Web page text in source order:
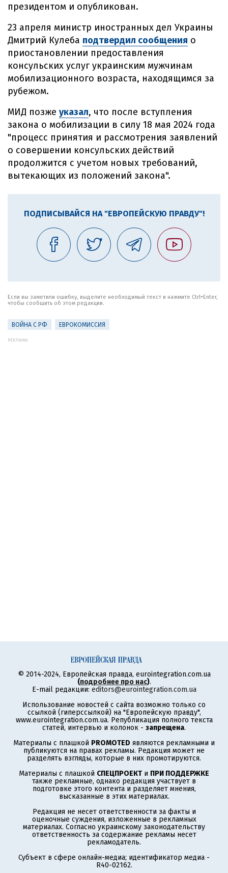
президентом и опубликован.
23 апреля министр иностранных дел Украины
Дмитрий Кулеба подтвердил сообщения о
приостановлении предоставления
консульских услуг украинским мужчинам
мобилизационного возраста, находящимся за
рубежом.
МИД позже указал, что после вступления
закона о мобилизации в силу 18 мая 2024 года
"процесс принятия и рассмотрения заявлений
о совершении консульских действий
продолжится с учетом новых требований,
вытекающих из положений закона".
ПОДПИСЫВАЙСЯ НА "ЕВРОПЕЙСКУЮ ПРАВДУ"!
Если вы заметили ошибку, выделите необходимый текст и нажмите Ctrl+Enter,
чтобы сообщить об этом редакции.
ВОЙНА С РФ ЕВРОКОМИССИЯ
РЕКЛАМА:
© 2014-2024, Европейская правда, eurointegration.com.ua
(подробнее про нас).
E-mail редакции: editors@eurointegration.com.ua
Использование новостей с сайта возможно только со
ссылкой (гиперссылкой) на "Европейскую правду",
www.eurointegration.com.ua. Републикация полного текста
статей, интервью и колонок - запрещена.
Материалы с плашкой PROMOTED являются рекламными и
публикуются на правах рекламы. Редакция может не
разделять взгляды, которые в них промотируются.
Материалы с плашкой СПЕЦПРОЕКТ и ПРИ ПОДДЕРЖКЕ
также рекламные, однако редакция участвует в
подготовке этого контента и разделяет мнения,
высказанные в этих материалах.
Редакция не несет ответственности за факты и
оценочные суждения, изложенные в рекламных
материалах. Согласно украинскому законодательству
ответственность за содержание рекламы несет
рекламодатель.
Субъект в сфере онлайн-медиа; идентификатор медиа -
R40-02162.